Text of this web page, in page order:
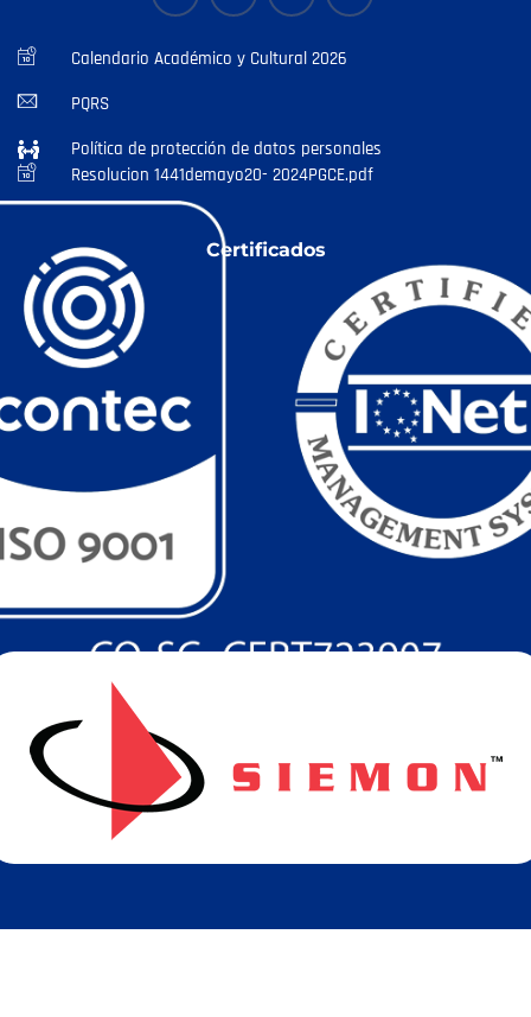
Calendario Académico y Cultural 2026
PQRS
Política de protección de datos personales
Resolucion 1441demayo20- 2024PGCE.pdf
Certificados